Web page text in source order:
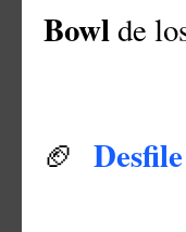
Bowlde
🏈